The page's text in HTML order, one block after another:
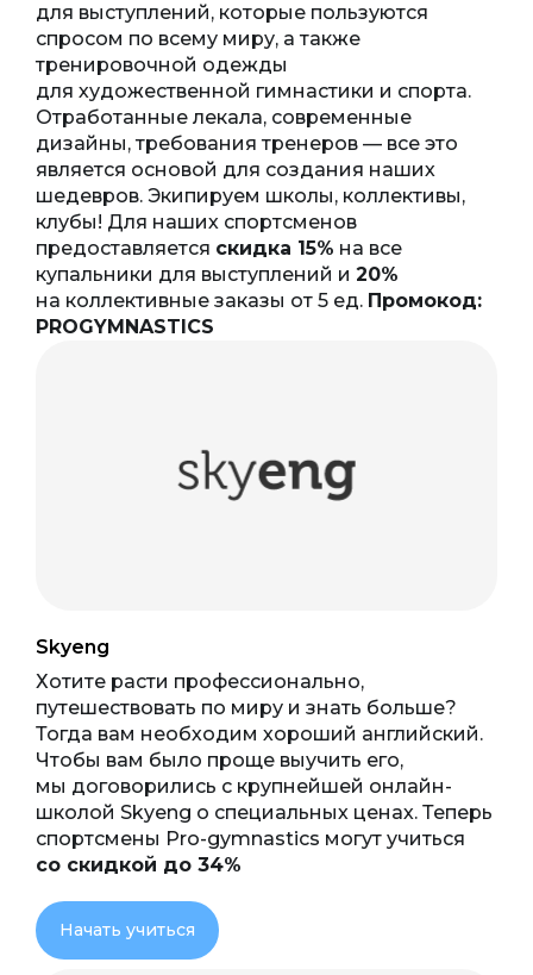
для выступлений, которые пользуются
спросом по всему миру, а также
тренировочной одежды
для художественной гимнастики и спорта.
Отработанные лекала, современные
дизайны, требования тренеров — все это
является основой для создания наших
шедевров. Экипируем школы, коллективы,
клубы! Для наших спортсменов
предоставляется скидка 15% на все
купальники для выступлений и 20%
на коллективные заказы от 5 ед. Промокод:
PROGYMNASTICS
Skyeng
Хотите расти профессионально,
путешествовать по миру и знать больше?
Тогда вам необходим хороший английский.
Чтобы вам было проще выучить его,
мы договорились с крупнейшей онлайн-
школой Skyeng о специальных ценах. Теперь
спортсмены Pro-gymnastics могут учиться
со скидкой до 34%
Начать учиться